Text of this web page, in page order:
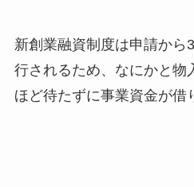
新創業融資制度は申請から
行されるため、なにかと物
ほど待たずに事業資金が借